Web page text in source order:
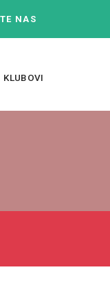
NAS
KLUBOVI